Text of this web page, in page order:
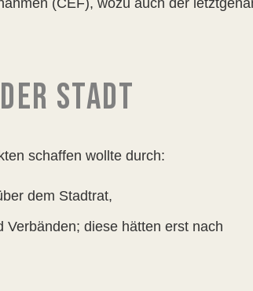
(CEF), wozu auch der
STADT
schaffen wollte durch:
dem Stadtrat,
diese hätten erst nach